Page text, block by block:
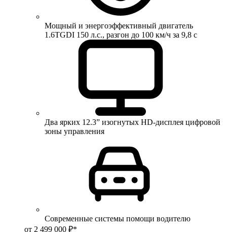
Мощный и энергоэффективный двигатель
1.6TGDI 150 л.с., разгон до 100 км/ч за 9,8 с
Два ярких 12.3” изогнутых HD-дисплея цифровой
зоны управления
Современные системы помощи водителю
от 2 499 000 ₽*